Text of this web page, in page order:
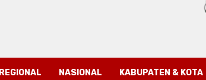
REGIONAL NASIONAL KABUPATEN & KOTA